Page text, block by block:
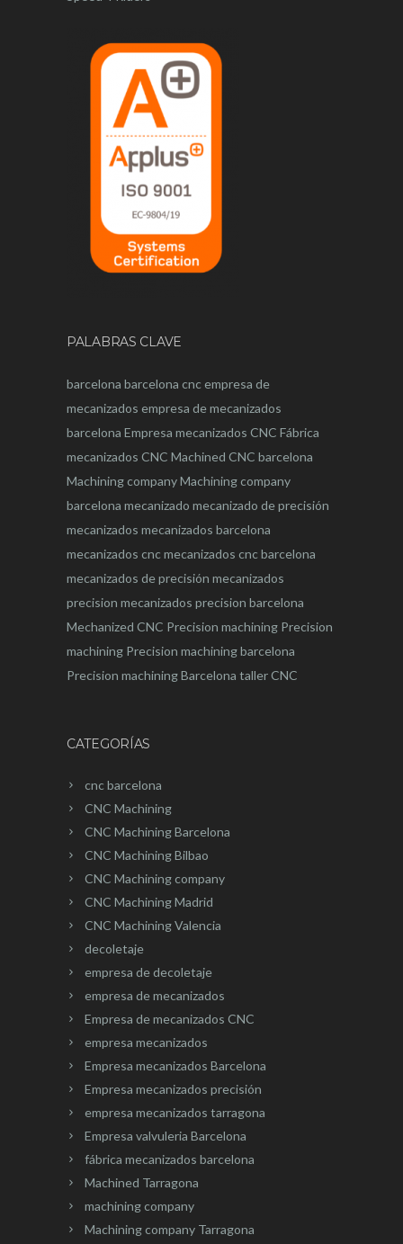
PALABRAS CLAVE
barcelona barcelona cncempresa de
mecanizados empresa de mecanizados
barcelona Empresa mecanizados CNC Fábrica
mecanizados CNC Machined CNC barcelona
Machining companyMachining company
barcelona mecanizado mecanizado de precisión
mecanizados mecanizados barcelona
mecanizados cncmecanizados cnc barcelona
mecanizados de precisión mecanizados
precision mecanizados precision barcelona
Mechanized CNC Precision machining Precision
machining Precision machining barcelona
Precision machining Barcelona taller CNC
CATEGORÍAS
cnc barcelona
CNC Machining
CNC Machining Barcelona
CNC Machining Bilbao
CNC Machining company
CNC Machining Madrid
CNC Machining Valencia
decoletaje
empresa de decoletaje
empresa de mecanizados
Empresa de mecanizados CNC
empresa mecanizados
Empresa mecanizados Barcelona
Empresa mecanizados precisión
empresa mecanizados tarragona
Empresa valvuleria Barcelona
fábrica mecanizados barcelona
Machined Tarragona
machining company
Machining company Tarragona